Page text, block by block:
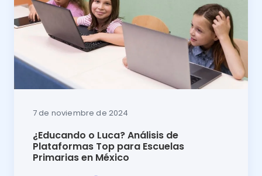
7 de noviembre de 2024
¿Educando o Luca? Análisis de
Plataformas Top para Escuelas
Primarias en México